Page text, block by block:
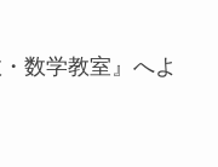
数学教室』へよ